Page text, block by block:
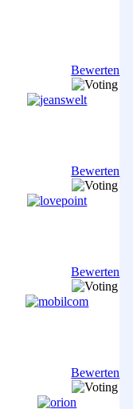
Bewerten
Bewerten
Bewerten
Bewerten